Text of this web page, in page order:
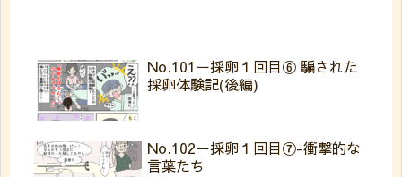
No.101ー採卵１回目⑥ 騙された
採卵体験記(後編)
No.102ー採卵１回目⑦-衝撃的な
言葉たち